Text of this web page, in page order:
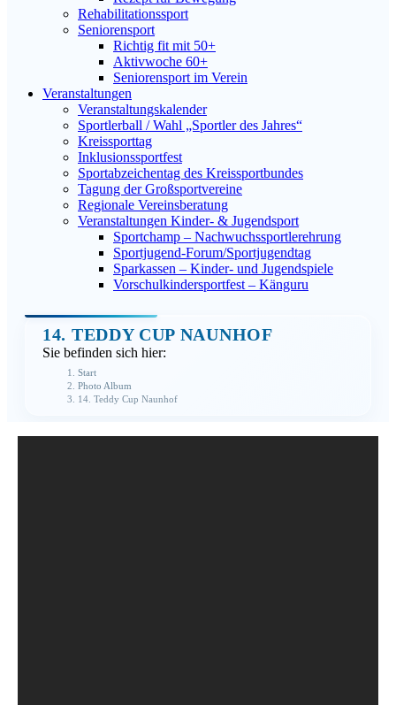
Rehabilitationssport
Seniorensport
Richtig fit mit 50+
Aktivwoche 60+
Seniorensport im Verein
Veranstaltungen
Veranstaltungskalender
Sportlerball / Wahl „Sportler des Jahres“
Kreissporttag
Inklusionssportfest
Sportabzeichentag des Kreissportbundes
Tagung der Großsportvereine
Regionale Vereinsberatung
Veranstaltungen Kinder- & Jugendsport
Sportchamp – Nach­wuchs­sportler­ehrung
Sportjugend-Forum/Sport­jugend­tag
Sparkassen – Kinder- und Jugendspiele
Vorschulkindersportfest – Känguru
14. TEDDY CUP NAUNHOF
Sie befinden sich hier:
Start
Photo Album
14. Teddy Cup Naunhof